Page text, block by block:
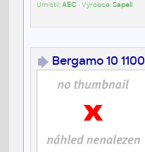
Umístil:AEC• Výrobce:Sapeli
Bergamo 10 1100